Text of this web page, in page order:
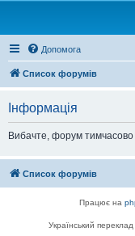
Допомога
Список форумів
Інформація
Вибачте, форум
Список форумів
Працює на
Український